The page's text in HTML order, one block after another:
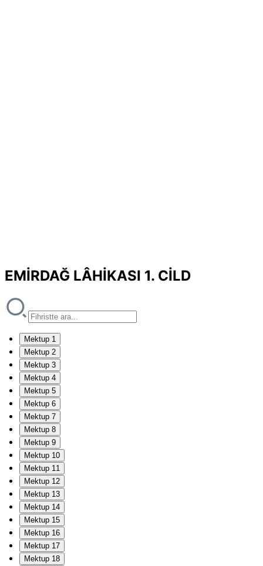
EMİRDAĞ LÂHİKASI 1. CİLD
Mektup 1
Mektup 2
Mektup 3
Mektup 4
Mektup 5
Mektup 6
Mektup 7
Mektup 8
Mektup 9
Mektup 10
Mektup 11
Mektup 12
Mektup 13
Mektup 14
Mektup 15
Mektup 16
Mektup 17
Mektup 18